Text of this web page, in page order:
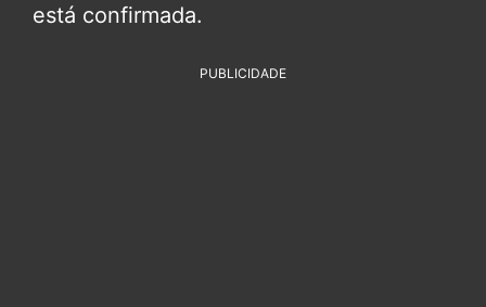
está confirmada.
PUBLICIDADE